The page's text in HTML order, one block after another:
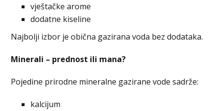
vještačke arome
dodatne kiseline
Najbolji izbor je obična gazirana voda bez dodataka.
Minerali – prednost ili mana?
Pojedine prirodne mineralne gazirane vode sadrže:
kalcijum